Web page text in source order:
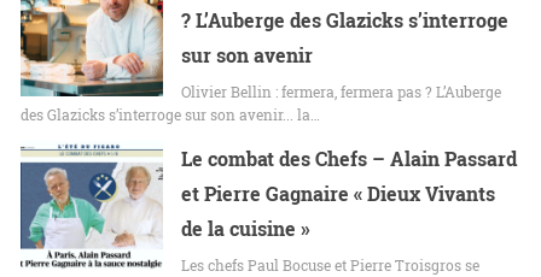
? L’Auberge des Glazicks s’interroge
sur son avenir
Olivier Bellin : fermera, fermera pas ? L’Auberge
des Glazicks s’interroge sur son avenir... la…
Le combat des Chefs – Alain Passard
et Pierre Gagnaire « Dieux Vivants
de la cuisine »
Les chefs Paul Bocuse et Pierre Troisgros se